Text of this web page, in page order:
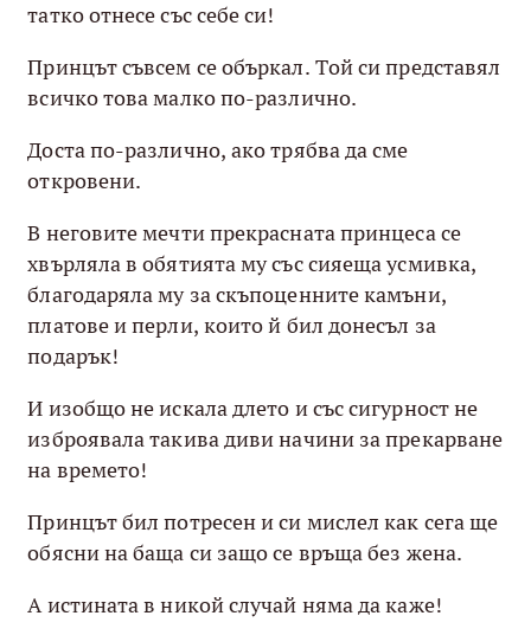
татко отнесе със себе си!
Принцът съвсем се объркал. Той си представял
всичко това малко по-различно.
Доста по-различно, ако трябва да сме
откровени.
В неговите мечти прекрасната принцеса се
хвърляла в обятията му със сияеща усмивка,
благодаряла му за скъпоценните камъни,
платове и перли, които й бил донесъл за
подарък!
И изобщо не искала длето и със сигурност не
изброявала такива диви начини за прекарване
на времето!
Принцът бил потресен и си мислел как сега ще
обясни на баща си защо се връща без жена.
А истината в никой случай няма да каже!